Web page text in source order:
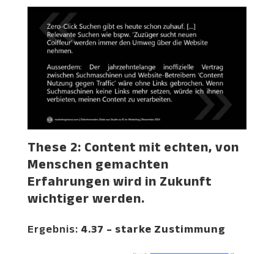
These 2: Content mit echten, von
Menschen gemachten
Erfahrungen wird in Zukunft
wichtiger werden.
Ergebnis:4.37 – starke Zustimmung